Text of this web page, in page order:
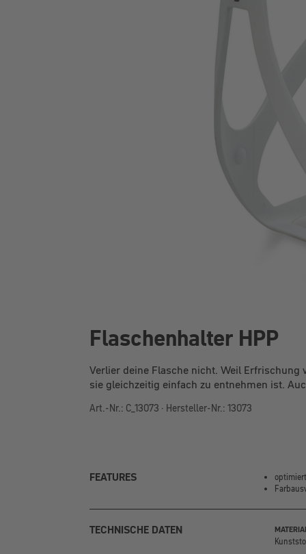
Flaschenhalter HPP
Verlier deine Flasche nicht. Weil
sie gleichzeitig einfach zu entnehmen ist.
Art.-Nr.: C_13073 · Hersteller-Nr.: 13073
FEATURES
TECHNISCHE DATEN